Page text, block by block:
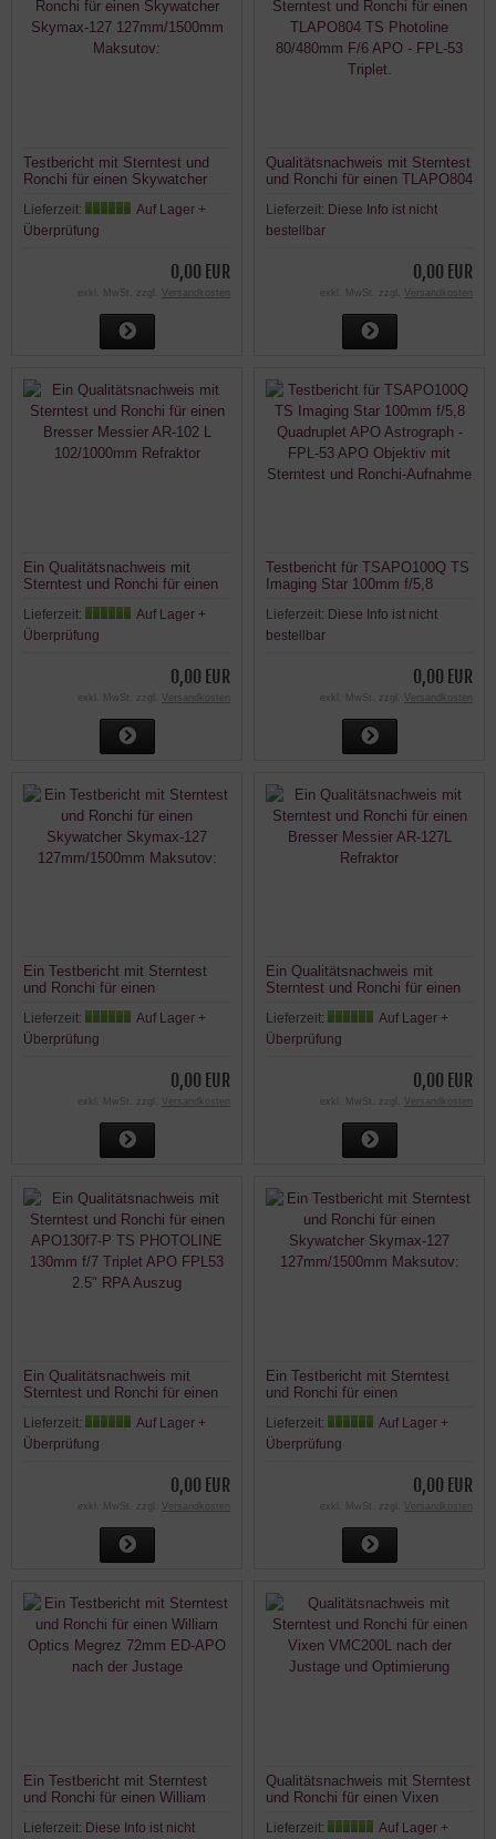
Testbericht mit Sterntest und
Ronchi für einen Skywatcher
Maksutov:
Lieferzeit:
Auf Lager +
Überprüfung
0,00 EUR
exkl. MwSt. zzgl. Versandkosten
Qualitätsnachweis mit Sterntest
und Ronchi für einen TLAPO804
APO - FPL-53 Triplet.
Lieferzeit: Diese Info ist nicht
bestellbar
0,00 EUR
exkl. MwSt. zzgl. Versandkosten
Ein Qualitätsnachweis mit
Sterntest und Ronchi für einen
102/1000mm Refraktor
Lieferzeit:
Auf Lager +
Überprüfung
0,00 EUR
exkl. MwSt. zzgl. Versandkosten
Testbericht für TSAPO100Q TS
Imaging Star 100mm f/5,8
FPL-53 APO Objektiv mit
Sterntest und Ronchi-Aufnahme
Lieferzeit: Diese Info ist nicht
bestellbar
0,00 EUR
exkl. MwSt. zzgl. Versandkosten
Ein Testbericht mit Sterntest
und Ronchi für einen
127mm/1500mm Maksutov:
Lieferzeit:
Auf Lager +
Überprüfung
0,00 EUR
exkl. MwSt. zzgl. Versandkosten
Ein Qualitätsnachweis mit
Sterntest und Ronchi für einen
Refraktor
Lieferzeit:
Auf Lager +
Überprüfung
0,00 EUR
exkl. MwSt. zzgl. Versandkosten
Ein Qualitätsnachweis mit
Sterntest und Ronchi für einen
130mm f/7 Triplet APO FPL53
2.5" RPA Auszug
Lieferzeit:
Auf Lager +
Überprüfung
0,00 EUR
exkl. MwSt. zzgl. Versandkosten
Ein Testbericht mit Sterntest
und Ronchi für einen
127mm/1500mm Maksutov:
Lieferzeit:
Auf Lager +
Überprüfung
0,00 EUR
exkl. MwSt. zzgl. Versandkosten
Ein Testbericht mit Sterntest
und Ronchi für einen William
nach der Justage
Lieferzeit: Diese Info ist nicht
Qualitätsnachweis mit Sterntest
und Ronchi für einen Vixen
Optimierung
Lieferzeit: Auf Lager +